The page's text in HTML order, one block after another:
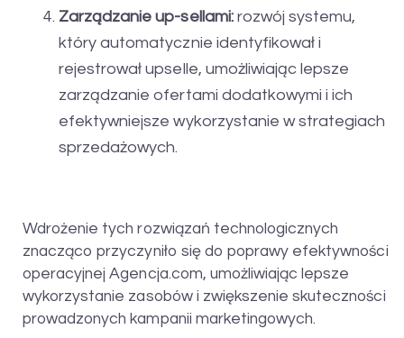
Zarządzanie up-sellami:rozwój systemu,
który automatycznie identyfikował i
rejestrował upselle, umożliwiając lepsze
zarządzanie ofertami dodatkowymi i ich
efektywniejsze wykorzystanie w strategiach
sprzedażowych.
Wdrożenie tych rozwiązań technologicznych
znacząco przyczyniło się do poprawy efektywności
operacyjnej Agencja.com, umożliwiając lepsze
wykorzystanie zasobów i zwiększenie skuteczności
prowadzonych kampanii marketingowych.